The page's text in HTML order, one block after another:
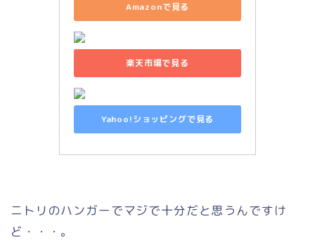
Amazonで見る
楽天市場で見る
Yahoo!ショッピングで見る
ニトリのハンガーでマジで十分だと思うんですけ
ど・・・。